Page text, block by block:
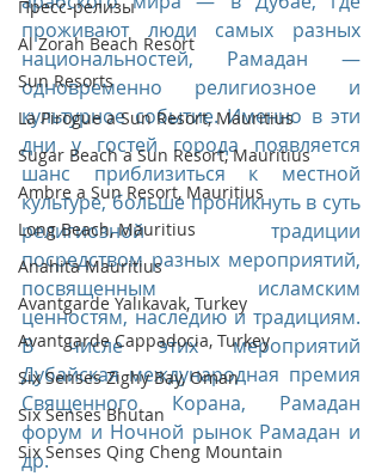
Пресс-релизы
Al Zorah Beach Resort
Sun Resorts
La Pirogue a Sun Resort, Mauritius
Sugar Beach a Sun Resort, Mauritius
Ambre a Sun Resort, Mauritius
Long Beach, Mauritius
Anahita Mauritius
Avantgarde Yalıkavak, Turkey
Avantgarde Cappadocia, Turkey
Six Senses Zighy Bay, Oman
Six Senses Bhutan
Six Senses Qing Cheng Mountain
проживают люди самых разных
национальностей, Рамадан —
одновременно религиозное и
культурное событие. Именно в эти
дни у гостей города появляется
шанс приблизиться к местной
культуре, больше проникнуть в суть
религиозной традиции
посредством разных мероприятий,
посвященным исламским
ценностям, наследию и традициям.
В числе этих мероприятий
Дубайская международная премия
Священного Корана, Рамадан
форум и Ночной рынок Рамадан и
др.